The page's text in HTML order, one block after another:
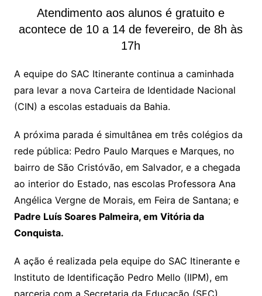
Atendimento aos alunos é gratuito e
acontece de 10 a 14 de fevereiro, de 8h às
17h
A equipe do SAC Itinerante continua a caminhada
para levar a nova Carteira de Identidade Nacional
(CIN) a escolas estaduais da Bahia.
A próxima parada é simultânea em três colégios da
rede pública: Pedro Paulo Marques e Marques, no
bairro de São Cristóvão, em Salvador, e a chegada
ao interior do Estado, nas escolas Professora Ana
Angélica Vergne de Morais, em Feira de Santana; e
Padre Luís Soares Palmeira, em Vitória da
Conquista.
A ação é realizada pela equipe do SAC Itinerante e
Instituto de Identificação Pedro Mello (IIPM), em